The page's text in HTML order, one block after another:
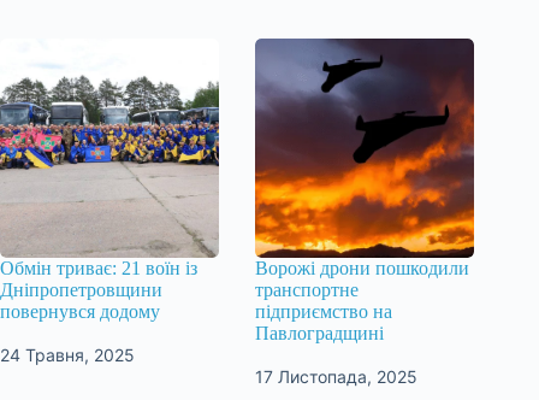
Обмін триває: 21 воїн із
Дніпропетровщини
повернувся додому
24 Травня, 2025
Ворожі дрони пошкодили
транспортне
підприємство на
Павлоградщині
17 Листопада, 2025